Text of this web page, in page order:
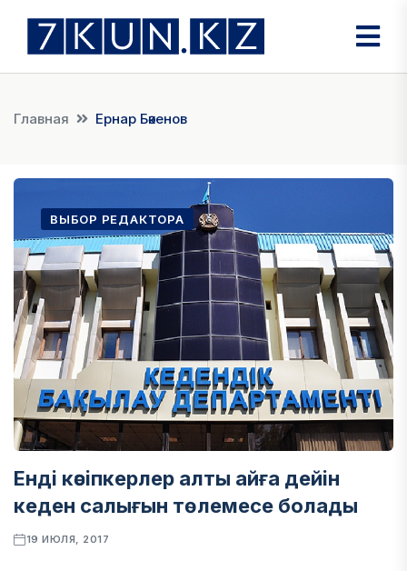
Главная Ернар Бәкенов
ВЫБОР РЕДАКТОРА
Енді кәсіпкерлер алты айға дейін
кеден салығын төлемесе болады
19 ИЮЛЯ, 2017